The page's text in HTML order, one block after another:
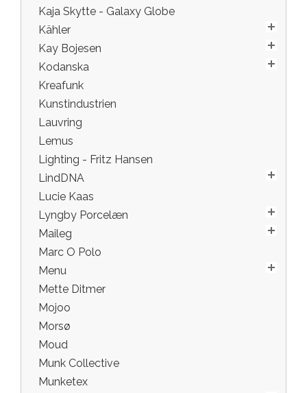
Kaja Skytte - Galaxy Globe
Kähler
Kay Bojesen
Kodanska
Kreafunk
Kunstindustrien
Lauvring
Lemus
Lighting - Fritz Hansen
LindDNA
Lucie Kaas
Lyngby Porcelæn
Maileg
Marc O Polo
Menu
Mette Ditmer
Mojoo
Morsø
Moud
Munk Collective
Munketex